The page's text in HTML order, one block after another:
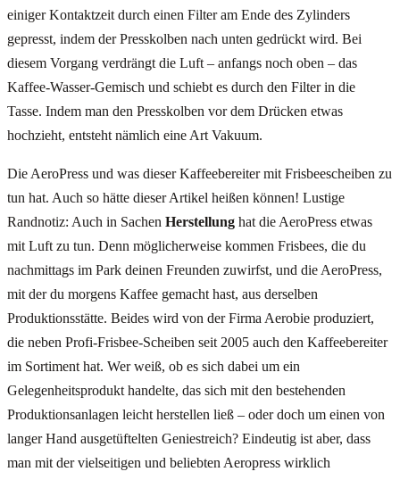
einiger Kontaktzeit durch einen Filter am Ende des Zylinders
gepresst, indem der Presskolben nach unten gedrückt wird. Bei
diesem Vorgang verdrängt die Luft – anfangs noch oben – das
Kaffee-Wasser-Gemisch und schiebt es durch den Filter in die
Tasse. Indem man den Presskolben vor dem Drücken etwas
hochzieht, entsteht nämlich eine Art Vakuum.
Die AeroPress und was dieser Kaffeebereiter mit Frisbeescheiben zu
tun hat. Auch so hätte dieser Artikel heißen können! Lustige
Randnotiz: Auch in Sachen Herstellung hat die AeroPress etwas
mit Luft zu tun. Denn möglicherweise kommen Frisbees, die du
nachmittags im Park deinen Freunden zuwirfst, und die AeroPress,
mit der du morgens Kaffee gemacht hast, aus derselben
Produktionsstätte. Beides wird von der Firma Aerobie produziert,
die neben Profi-Frisbee-Scheiben seit 2005 auch den Kaffeebereiter
im Sortiment hat. Wer weiß, ob es sich dabei um ein
Gelegenheitsprodukt handelte, das sich mit den bestehenden
Produktionsanlagen leicht herstellen ließ – oder doch um einen von
langer Hand ausgetüftelten Geniestreich? Eindeutig ist aber, dass
man mit der vielseitigen und beliebten Aeropress wirklich